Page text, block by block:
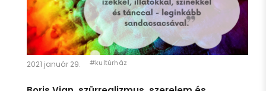
Egészen pár héttel ezelőttig úgy éreztem, hogy én egy
2021 január 29. #kultúrház